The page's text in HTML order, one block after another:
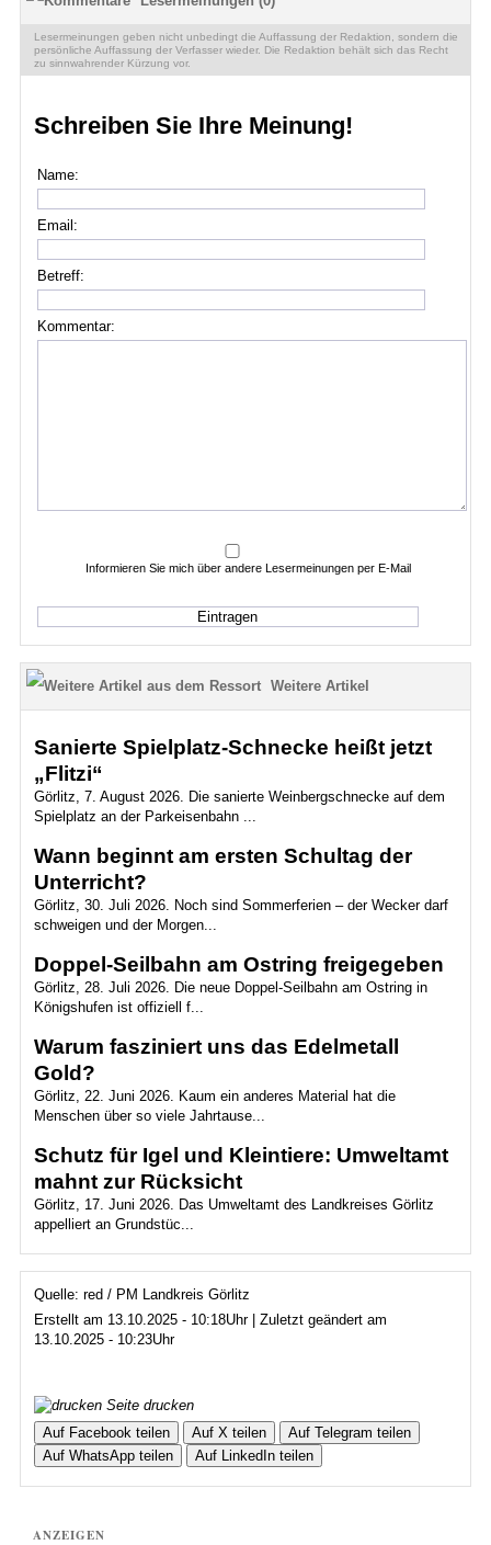
Lesermeinungen geben nicht unbedingt die Auffassung der Redaktion, sondern die
persönliche Auffassung der Verfasser wieder. Die Redaktion behält sich das Recht
zu sinnwahrender Kürzung vor.
Schreiben Sie Ihre Meinung!
Name:
Email:
Betreff:
Kommentar:
Informieren Sie mich über andere Lesermeinungen per E-Mail
Weitere Artikel
Sanierte Spielplatz-Schnecke heißt jetzt
„Flitzi“
Görlitz, 7. August 2026. Die sanierte Weinbergschnecke auf dem
Spielplatz an der Parkeisenbahn ...
Wann beginnt am ersten Schultag der
Unterricht?
Görlitz, 30. Juli 2026. Noch sind Sommerferien – der Wecker darf
schweigen und der Morgen...
Doppel-Seilbahn am Ostring freigegeben
Görlitz, 28. Juli 2026. Die neue Doppel-Seilbahn am Ostring in
Königshufen ist offiziell f...
Warum fasziniert uns das Edelmetall
Gold?
Görlitz, 22. Juni 2026. Kaum ein anderes Material hat die
Menschen über so viele Jahrtause...
Schutz für Igel und Kleintiere: Umweltamt
mahnt zur Rücksicht
Görlitz, 17. Juni 2026. Das Umweltamt des Landkreises Görlitz
appelliert an Grundstüc...
Quelle: red / PM Landkreis Görlitz
Erstellt am 13.10.2025 - 10:18Uhr | Zuletzt geändert am
13.10.2025 - 10:23Uhr
Seite drucken
Auf Facebook teilen
Auf X teilen
Auf Telegram teilen
Auf WhatsApp teilen
Auf LinkedIn teilen
ANZEIGEN